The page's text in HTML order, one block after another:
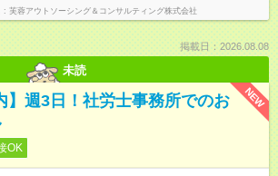
芙蓉アウトソーシング＆コンサルティング株式会社
掲載日：2026.08.08
未読
NEW
】週3日！社労士事務所でのお
OK